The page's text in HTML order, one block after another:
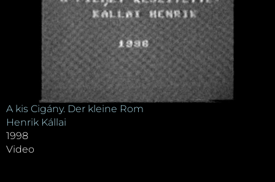
A kis Cigány. Der kleine Rom
Henrik Kállai
1998
Video